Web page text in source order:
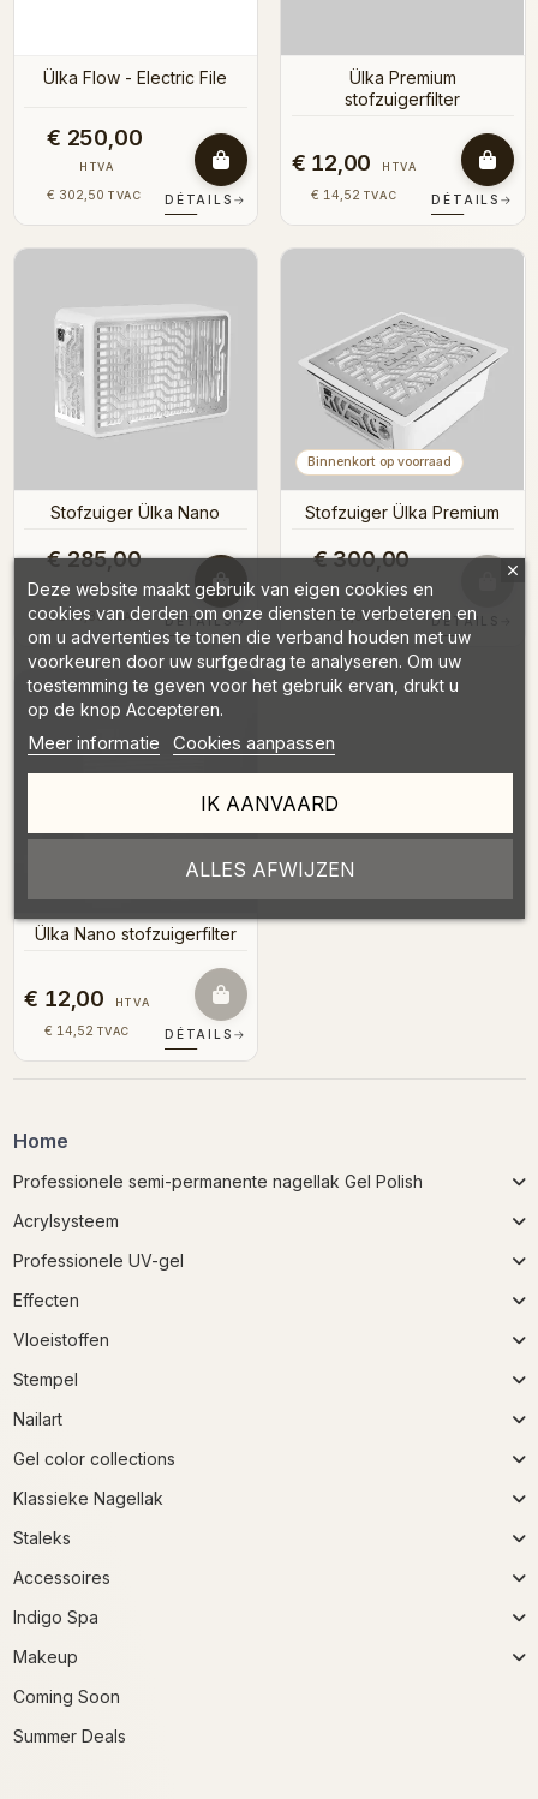
Ülka Flow - Electric File
€ 250,00
HTVA
€ 302,50 TVAC DÉTAILS →
Ülka Premium
stofzuigerfilter
€ 12,00 HTVA
€ 14,52 TVAC DÉTAILS →
Stofzuiger Ülka Nano
€ 285,00
HTVA
€ 344,85 TVAC DÉTAILS→
Binnenkort op voorraad
Stofzuiger Ülka Premium
€ 300,00
HTVA
€ 363,00 TVAC DÉTAILS
Ülka Nano stofzuigerfilter
€ 12,00 HTVA
€ 14,52 TVAC DÉTAILS →
Home
Professionele semi-permanente nagellak Gel Polish
Acrylsysteem
Professionele UV-gel
Effecten
Vloeistoffen
Stempel
Nailart
Gel color collections
Klassieke Nagellak
Staleks
Accessoires
Indigo Spa
Makeup
Coming Soon
Summer Deals
Deze website maakt gebruik van eigen cookies en
cookies van derden om onze diensten te verbeteren en
om u advertenties te tonen die verband houden met uw
voorkeuren door uw surfgedrag te analyseren. Om uw
toestemming te geven voor het gebruik ervan, drukt u
op de knop Accepteren.
Meer informatie Cookies aanpassen
ALLES AFWIJZEN
IK AANVAARD